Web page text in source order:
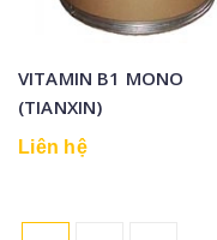
VITAMIN B1 MONO
(TIANXIN)
Liên hệ